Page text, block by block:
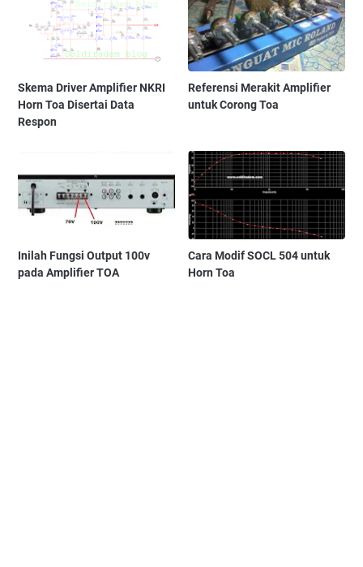
Skema Driver Amplifier NKRI
Horn Toa Disertai Data
Respon
Referensi Merakit Amplifier
untuk Corong Toa
Inilah Fungsi Output 100v
pada Amplifier TOA
Cara Modif SOCL 504 untuk
Horn Toa